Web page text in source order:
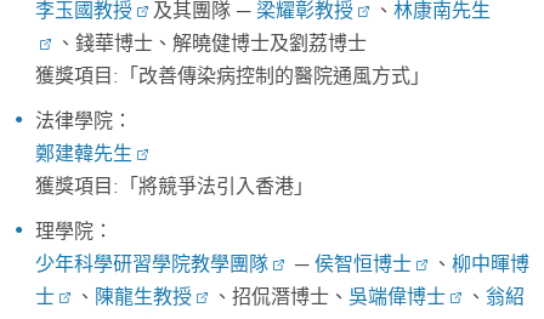
李玉國教授
及其團隊 ─ 梁耀彰教授 、 林康南先生
、錢華博士、解曉健博士及劉荔博士
獲獎項目:「改善傳染病控制的醫院通風方式」
法律學院：
鄭建韓先生
獲獎項目:「將競爭法引入香港」
理學院：
少年科學研習學院教學團隊
─ 侯智恒博士 、 柳中暉博
士
、 陳龍生教授 、招侃潛博士、 吳端偉博士 、 翁紹